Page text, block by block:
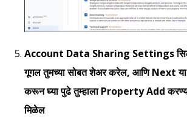
Account Data Sharing Settings
गूगल तुमच्या सोबत शेअर करेल, आणि Next
करून घ्या पुढे तुम्हाला Property Add
मिळेल